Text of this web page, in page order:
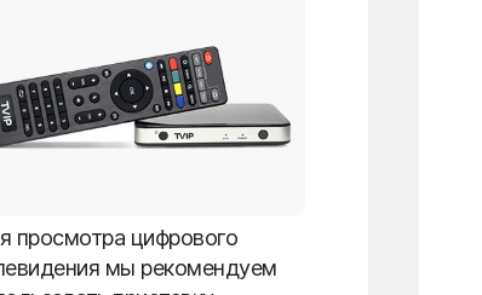
просмотра цифрового
мы рекомендуем